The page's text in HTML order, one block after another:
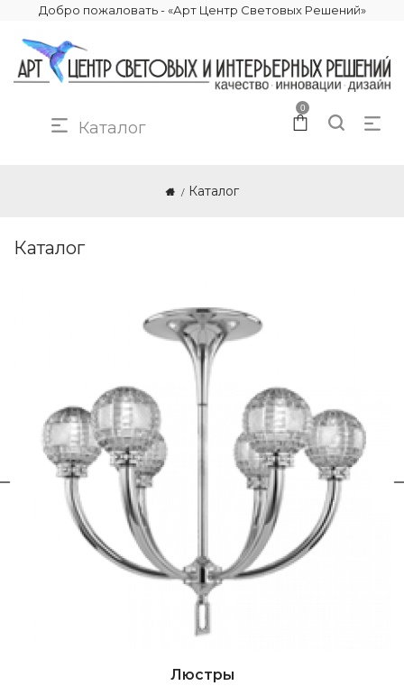
Добро пожаловать - «Арт Центр Световых Решений»
Каталог
0
Каталог
Каталог
Люстры